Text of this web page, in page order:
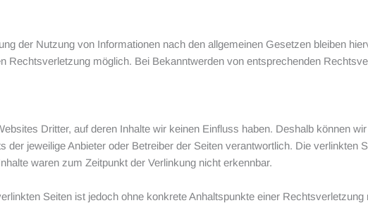
der Nutzung von Informationen nach den allgemeinen Gesetzen bleiben
Rechtsverletzung möglich. Bei Bekanntwerden von entsprechenden
Dritter, auf deren Inhalte wir keinen Einfluss haben. Deshalb können
der jeweilige Anbieter oder Betreiber der Seiten verantwortlich. Die verlinkten
waren zum Zeitpunkt der Verlinkung nicht erkennbar.
Seiten ist jedoch ohne konkrete Anhaltspunkte einer